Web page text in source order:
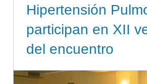
Hipertensión
participan en XII
del encuentro